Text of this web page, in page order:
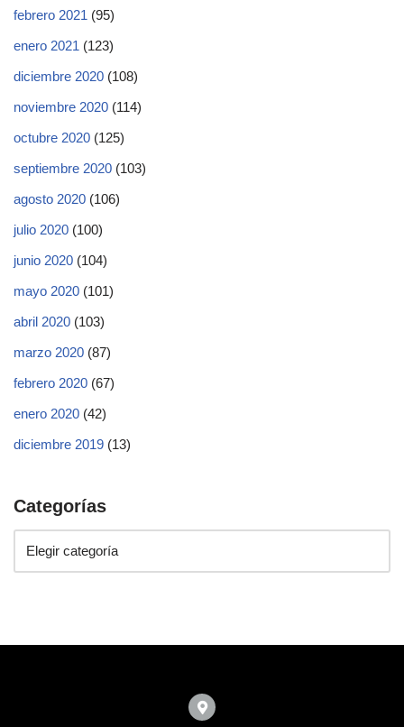
febrero 2021 (95)
enero 2021 (123)
diciembre 2020 (108)
noviembre 2020 (114)
octubre 2020 (125)
septiembre 2020 (103)
agosto 2020 (106)
julio 2020 (100)
junio 2020 (104)
mayo 2020 (101)
abril 2020 (103)
marzo 2020 (87)
febrero 2020 (67)
enero 2020 (42)
diciembre 2019 (13)
Categorías